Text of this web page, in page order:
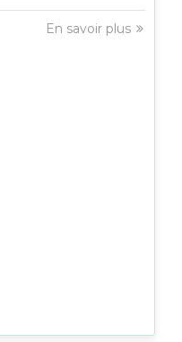
En savoir plus